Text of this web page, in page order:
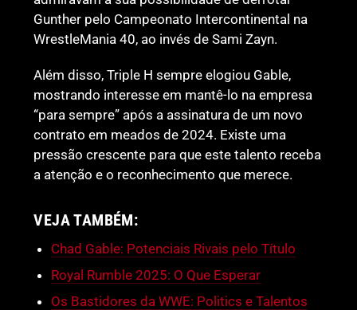
Gunther pelo Campeonato Intercontinental na
WrestleMania 40, ao invés de Sami Zayn.
Além disso, Triple H sempre elogiou Gable,
mostrando interesse em mantê-lo na empresa
“para sempre” após a assinatura de um novo
contrato em meados de 2024. Existe uma
pressão crescente para que este talento receba
a atenção e o reconhecimento que merece.
VEJA TAMBÉM:
Chad Gable: Potenciais Rivais pelo Título
Royal Rumble 2025: O Que Esperar
Os Bastidores da WWE: Politics e Talentos